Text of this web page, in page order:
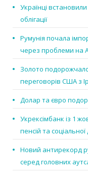
Українці
облігації
Румунія почала
через проблеми на
Золото
переговорів США з
Долар та євро
Укрексімбанк із 1
пенсій та
Новий антирекорд
серед головних